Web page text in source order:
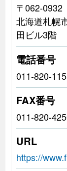
〒062-0932
北海道札幌
田ビル3階
電話番号
011-820-
FAX番号
011-820-
URL
https://